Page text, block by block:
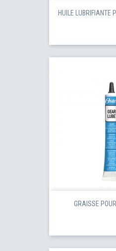
HUILE LUBRIFIANTE
GRAISSE